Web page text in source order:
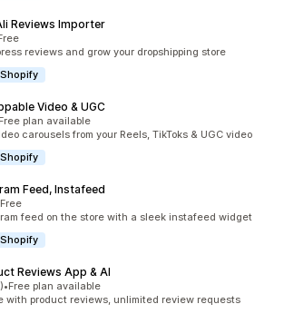
Reviews Importer
reviews and grow your dropshipping store
Video & UGC
Free plan available
carousels from your Reels, TikToks & UGC video
Feed, Instafeed
Free
feed on the store with a sleek instafeed widget
Reviews App & AI
•Free plan available
with product reviews, unlimited review requests